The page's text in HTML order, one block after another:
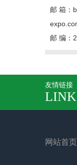
邮 箱：
邮 编：
友情链接
网站首页